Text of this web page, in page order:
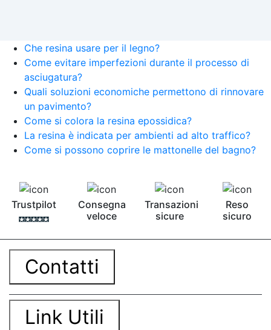
Che resina usare per il legno?
Come evitare imperfezioni durante il processo di
asciugatura?
Quali soluzioni economiche permettono di rinnovare
un pavimento?
Come si colora la resina epossidica?
La resina è indicata per ambienti ad alto traffico?
Come si possono coprire le mattonelle del bagno?
Trustpilot
Consegna
veloce
Transazioni
sicure
Reso
sicuro
Contatti
Link Utili